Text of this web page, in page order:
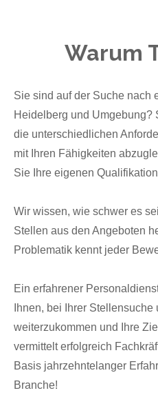
Warum
Sie sind auf der Suche nach
Heidelberg und Umgebung?
die unterschiedlichen
mit Ihren Fähigkeiten
Sie Ihre eigenen
Wir wissen, wie schwer es
Stellen aus den Angeboten
Problematik kennt jeder
Ein erfahrener
Ihnen, bei Ihrer
weiterzukommen und Ihre
vermittelt erfolgreich
Basis jahrzehntelanger
Branche!